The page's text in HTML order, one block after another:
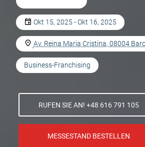
Okt 15, 2025 - Okt 16, 2025
Av. Reina Maria Cristina, 08004
Business-Franchising
RUFEN SIE AN! +48 616 791 105
MESSESTAND BESTELLEN